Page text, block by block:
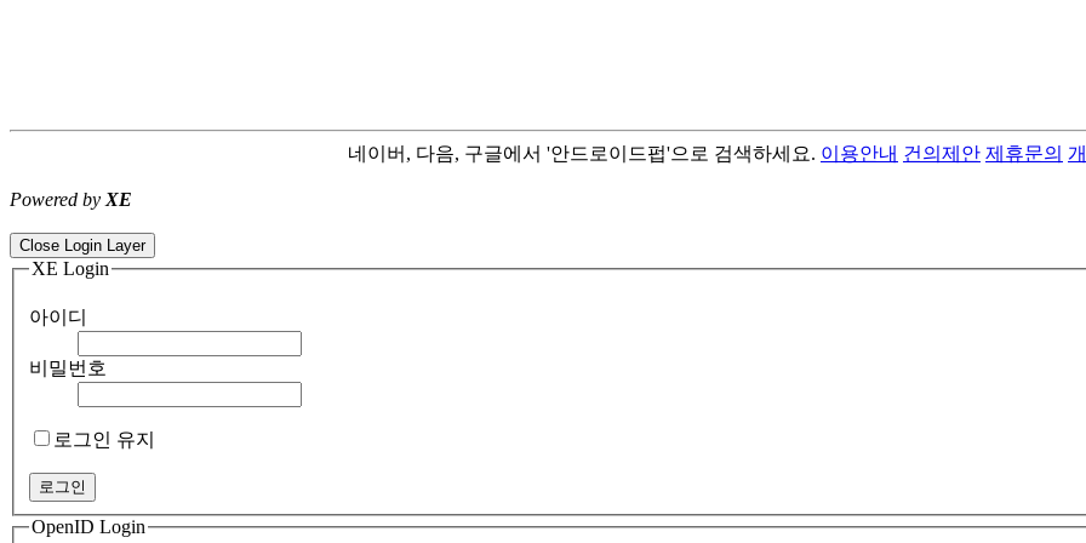
네이버, 다음, 구글에서 '안드로이드펍'으로 검색하세요. 이용안내 건의제안 제휴문의
Powered by XE
Close Login Layer
XE Login
아이디
비밀번호
로그인 유지
OpenID Login